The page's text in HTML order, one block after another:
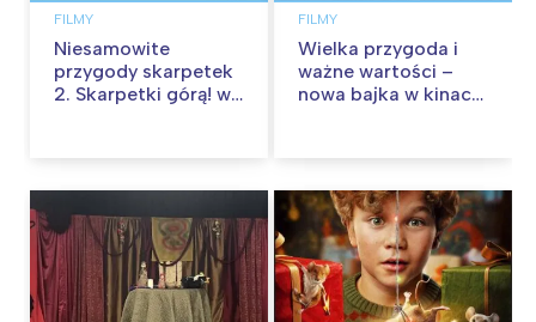
FILMY
Niesamowite
przygody skarpetek
2. Skarpetki górą! w
FILMY
Wielka przygoda i
ważne wartości –
nowa bajka w kinach